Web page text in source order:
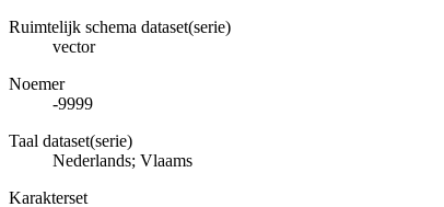
Ruimtelijk schema dataset(serie)
vector
Noemer
-9999
Taal dataset(serie)
Nederlands; Vlaams
Karakterset